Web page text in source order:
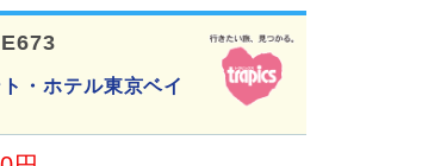
・ホテル東京ベイ